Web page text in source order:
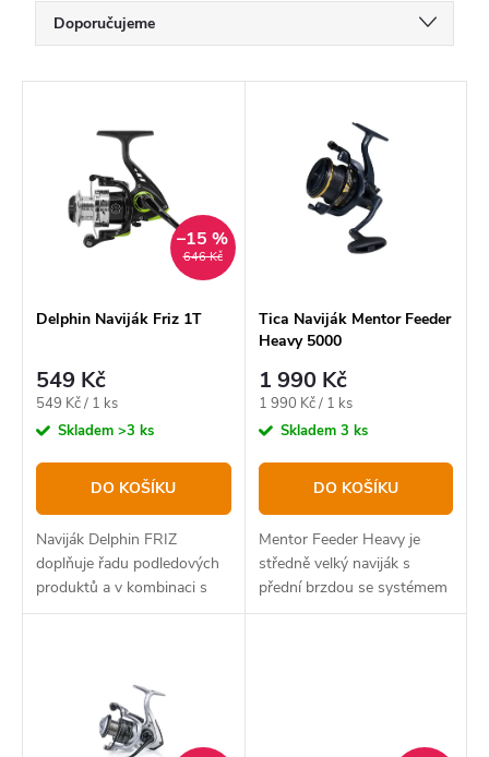
a
z
o
u
k
t
ů
Doporučujeme
Nejprodávanější
Abecedně
r
d
u
k
t
ů
646 Kč
–15 %
Delphin Naviják Friz 1T
549 Kč
Měrná
cena:
549 Kč / 1 ks
Skladem >3 ks
DO KOŠÍKU
Naviják Delphin FRIZ
doplňuje řadu podledových
produktů a v kombinaci s
kterýmkoliv prutem určeným
Tica Naviják Mentor Feeder
Heavy 5000
1 990 Kč
Měrná
cena:
1 990 Kč / 1 ks
Skladem 3 ks
DO KOŠÍKU
Mentor Feeder Heavy je
středně velký naviják s
přední brzdou se systémem
FAST DRAG. Naviják je svojí